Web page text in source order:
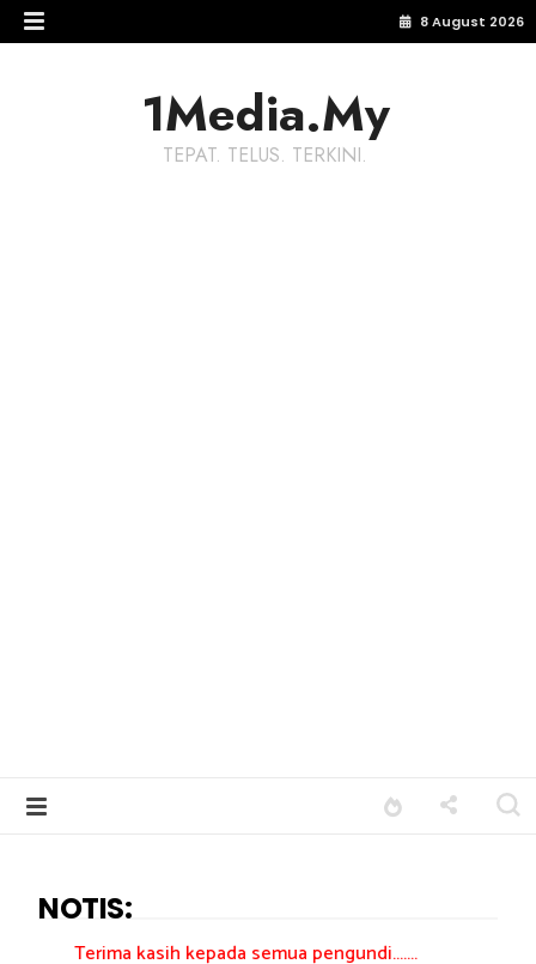
8 August 2026
1Media.My
TEPAT. TELUS. TERKINI.
NOTIS:
kepada semua pengundi.......